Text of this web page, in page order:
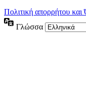
Πολιτική απορρήτου και
Γλώσσα